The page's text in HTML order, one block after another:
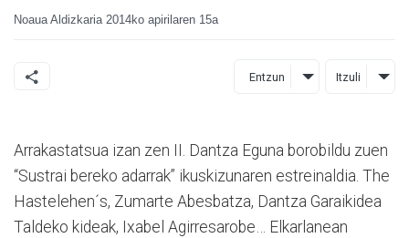
Noaua Aldizkaria 2014ko apirilaren 15a
Entzun Itzuli
Arrakastatsua izan zen II. Dantza Eguna borobildu zuen
“Sustrai bereko adarrak” ikuskizunaren estreinaldia. The
Hastelehen´s, Zumarte Abesbatza, Dantza Garaikidea
Taldeko kideak, Ixabel Agirresarobe… Elkarlanean